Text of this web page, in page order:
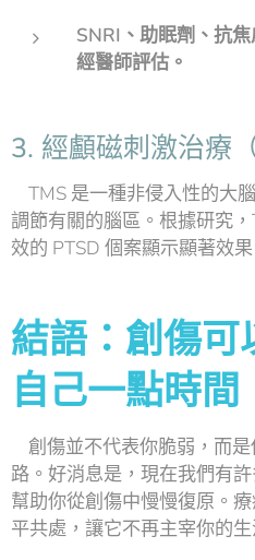
SNRI、助眠劑、抗
經醫師評估。
3. 經顱磁刺激治療（
TMS 是一種非侵入性的大
調節有關的腦區。根據研究
效的 PTSD 個案顯示顯著效
結語：創傷
自己一點時間
創傷並不代表你脆弱，而
路。好消息是，現在我們有
幫助你從創傷中慢慢復原。
平共處，讓它不再主宰你的生